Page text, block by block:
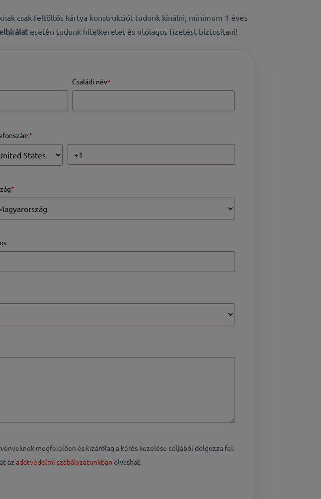
csak feltöltős kártya konstrukciót tudunk kínálni, minimum 1 éves
esetén tudunk hitelkeretet és utólagos fizetést biztosítani!
Családi név*
*
*
megfelelően és kizárólag a kérés kezelése céljából dolgozza fel.
az adatvédelmi szabályzatunkban olvashat.